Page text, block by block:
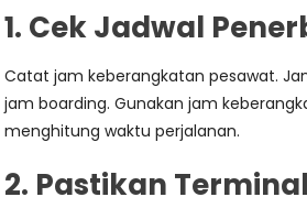
1. Cek Jadwal
Catat jam keberangkatan pesawat.
jam boarding. Gunakan jam
menghitung waktu perjalanan.
2. Pastikan Terminal